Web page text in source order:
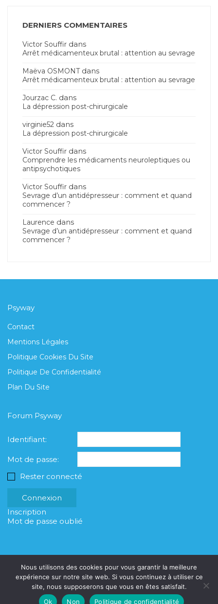
DERNIERS COMMENTAIRES
Victor Souffir dans
Arrêt médicamenteux brutal : attention au sevrage
Maëva OSMONTdans
Arrêt médicamenteux brutal : attention au sevrage
Jourzac C. dans
La dépression post-chirurgicale
virginie52 dans
La dépression post-chirurgicale
Victor Souffir dans
Comprendre les médicaments neuroleptiques ou
antipsychotiques
Victor Souffir dans
Sevrage d’un antidépresseur : comment et quand
commencer ?
Laurence dans
Sevrage d’un antidépresseur : comment et quand
commencer ?
Psyway
Contact
Mentions Légales
Politique Cookies Du Site
Politique De Confidentialité
Plan Du Site
Forum Psyway
Identifiant:
Mot de passe:
Rester connecté
Connexion
Inscription
Mot de passe oublié
© Copyright Psyway 2023
Nous utilisons des cookies pour vous garantir la meilleure
expérience sur notre site web. Si vous continuez à utiliser ce
site, nous supposerons que vous en êtes satisfait.
Ok
Non Politique de confidentialité